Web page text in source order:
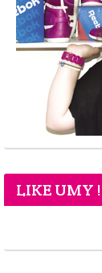
LIKE UMY !